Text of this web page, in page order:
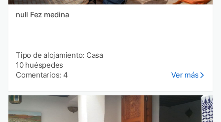
null Fez medina
Tipo de alojamiento: Casa
10 huéspedes
Comentarios: 4
Ver más